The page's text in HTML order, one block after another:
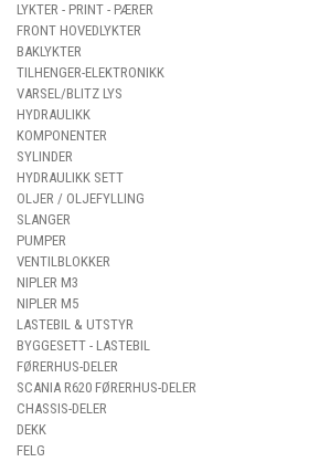
LYKTER - PRINT - PÆRER
FRONT HOVEDLYKTER
BAKLYKTER
TILHENGER-ELEKTRONIKK
VARSEL/BLITZ LYS
HYDRAULIKK
KOMPONENTER
SYLINDER
HYDRAULIKK SETT
OLJER / OLJEFYLLING
SLANGER
PUMPER
VENTILBLOKKER
NIPLER M3
NIPLER M5
LASTEBIL & UTSTYR
BYGGESETT - LASTEBIL
FØRERHUS-DELER
SCANIA R620 FØRERHUS-DELER
CHASSIS-DELER
DEKK
FELG